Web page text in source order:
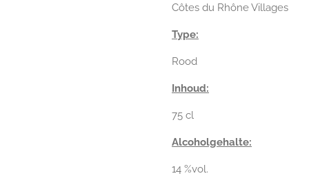
Côtes du Rhône Villages
Type:
Rood
Inhoud:
75 cl
Alcoholgehalte:
14 %vol.